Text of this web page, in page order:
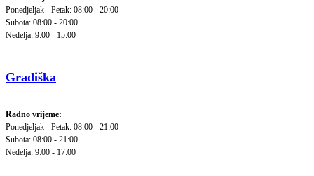
Ponedjeljak - Petak: 08:00 - 20:00
Subota: 08:00 - 20:00
Nedelja: 9:00 - 15:00
Gradiška
Radno vrijeme:
Ponedjeljak - Petak: 08:00 - 21:00
Subota: 08:00 - 21:00
Nedelja: 9:00 - 17:00